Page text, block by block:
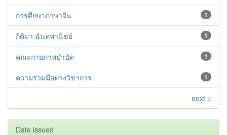
1
การศึกษาภาษาจีน
1
กิติมา ฉันทพานิชย์
1
คณะกายภาพบำบัด
1
ความร่วมมือทางวิชาการ
next >
Date issued